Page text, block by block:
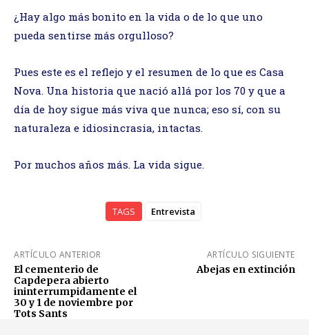
¿Hay algo más bonito en la vida o de lo que uno
pueda sentirse más orgulloso?
Pues este es el reflejo y el resumen de lo que es Casa
Nova. Una historia que nació allá por los 70 y que a
día de hoy sigue más viva que nunca; eso sí, con su
naturaleza e idiosincrasia, intactas.
Por muchos años más. La vida sigue.
TAGS Entrevista
ARTÍCULO ANTERIOR
El cementerio de
Capdepera abierto
ininterrumpidamente el
30 y 1 de noviembre por
Tots Sants
ARTÍCULO SIGUIENTE
Abejas en extinción